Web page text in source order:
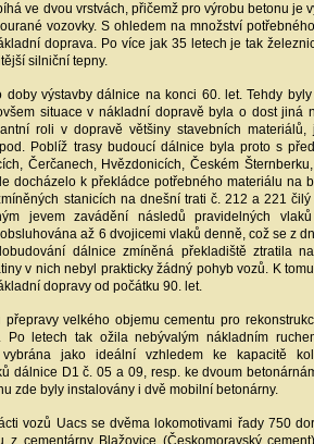
ve dvou vrstvách, přičemž pro výrobu betonu je
vozovky. S ohledem na množství
doprava. Po více jak 35 letech je tak
silniční tepny.
výstavby dálnice na konci 60. let. Tehdy
situace v nákladní dopravě byla o dost jiná
roli v dopravě většiny stavebních materiálů,
Poblíž trasy budoucí dálnice byla proto s
Čerčanech, Hvězdonicích, Českém
docházelo k překládce potřebného materiálu na
stanicích na dnešní trati č. 212 a 221 čilý
jevem zavádění následů pravidelných
až 6 dvojicemi vlaků denně, což se z
dálnice zmíněná překladiště ztratila
v nich nebyl prakticky žádný pohyb vozů. K
dopravy od počátku 90. let.
velkého objemu cementu pro
Po letech tak ožila nebývalým nákladním
jako ideální vzhledem ke kapacitě
dálnice D1 č. 05 a 09, resp. ke dvoum
zde byly instalovány i dvě mobilní betonárny.
vozů Uacs se dvěma lokomotivami řady 750
cementárny Blažovice (Českomoravský